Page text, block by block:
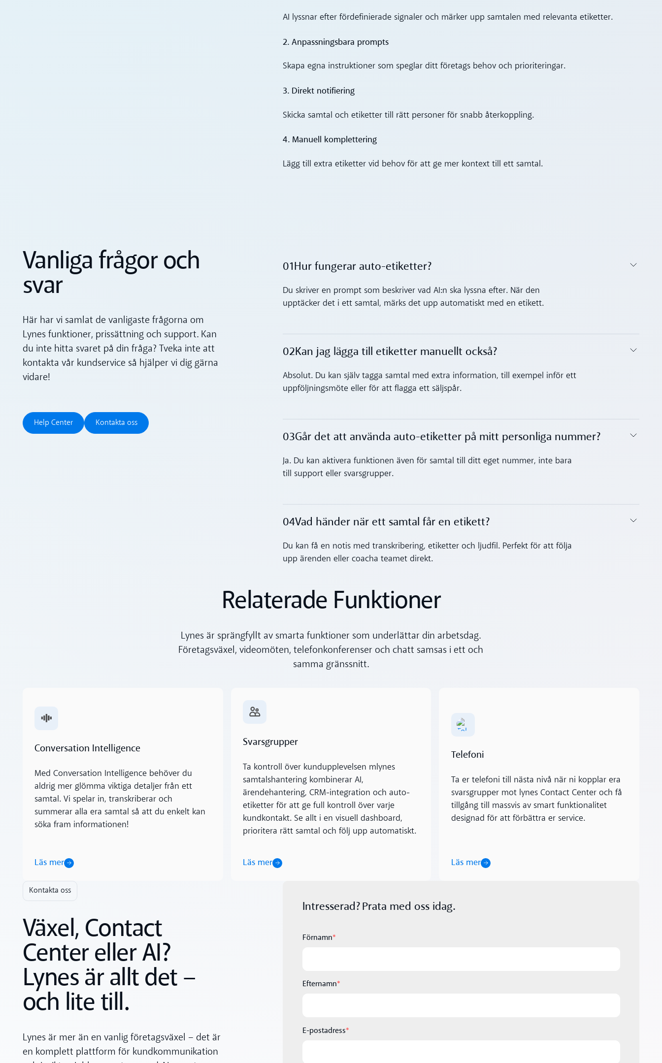
AI lyssnar efter fördefinierade signaler och märker upp samtalen med relevanta etiketter.
2. Anpassningsbara prompts
Skapa egna instruktioner som speglar ditt företags behov och prioriteringar.
3. Direkt notifiering
Skicka samtal och etiketter till rätt personer för snabb återkoppling.
4. Manuell komplettering
Lägg till extra etiketter vid behov för att ge mer kontext till ett samtal.
Vanliga frågor och
svar
Här har vi samlat de vanligaste frågorna om
Lynes funktioner, prissättning och support. Kan
du inte hitta svaret på din fråga? Tveka inte att
kontakta vår kundservice så hjälper vi dig gärna
vidare!
Help Center
Help Center
Kontakta oss
Kontakta oss
01Hur fungerar auto-etiketter?
Du skriver en prompt som beskriver vad AI:n ska lyssna efter. När den
upptäcker det i ett samtal, märks det upp automatiskt med en etikett.
02Kan jag lägga till etiketter manuellt också?
Absolut. Du kan själv tagga samtal med extra information, till exempel inför ett
uppföljningsmöte eller för att flagga ett säljspår.
03Går det att använda auto-etiketter på mitt personliga nummer?
Ja. Du kan aktivera funktionen även för samtal till ditt eget nummer, inte bara
till support eller svarsgrupper.
04Vad händer när ett samtal får en etikett?
Du kan få en notis med transkribering, etiketter och ljudfil. Perfekt för att följa
upp ärenden eller coacha teamet direkt.
Relaterade Funktioner
Lynes är sprängfyllt av smarta funktioner som underlättar din arbetsdag.
Företagsväxel, videomöten, telefonkonferenser och chatt samsas i ett och
samma gränssnitt.
Conversation Intelligence
Med Conversation Intelligence behöver du
aldrig mer glömma viktiga detaljer från ett
samtal. Vi spelar in, transkriberar och
summerar alla era samtal så att du enkelt kan
söka fram informationen!
Läs mer
Svarsgrupper
Ta kontroll över kundupplevelsen mlynes
samtalshantering kombinerar AI,
ärendehantering, CRM-integration och auto-
etiketter för att ge full kontroll över varje
kundkontakt. Se allt i en visuell dashboard,
prioritera rätt samtal och följ upp automatiskt.
Läs mer
Läs mer
Telefoni
Ta er telefoni till nästa nivå när ni kopplar era
svarsgrupper mot lynes Contact Center och få
tillgång till massvis av smart funktionalitet
designad för att förbättra er service.
Läs mer
Kontakta oss
Växel, Contact
Center eller AI?
Lynes är allt det –
och lite till.
Lynes är mer än en vanlig företagsväxel – det är
en komplett plattform för kundkommunikation
Intresserad? Prata med oss idag.
Förnamn*
Efternamn*
E-postadress*